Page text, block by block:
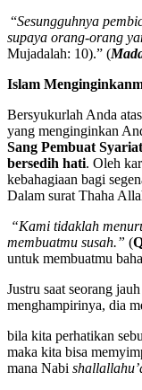
“Sesungguhnya
supaya orang-orang
Mujadalah: 10).” (
Islam
Bersyukurlah Anda
yang menginginkan
Sang Pembuat
bersedih hati. Oleh
kebahagiaan bagi
Dalam surat Thaha
“Kami tidaklah
membuatmu susah.” (
untuk membuatmu
Justru saat seorang
menghampirinya, dia
bila kita perhatikan
maka kita bisa
mana Nabi